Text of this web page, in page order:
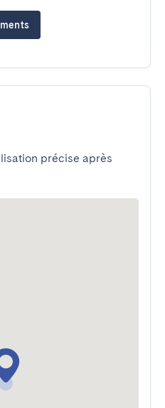
précise après